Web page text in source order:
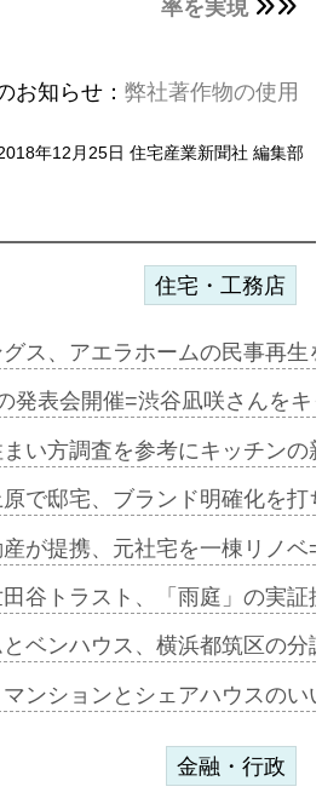
率を実現
お知らせ： 弊社著作物の使用
年12月25日 住宅産業新聞社 編集部
住宅・工務店
グス、アエラホームの民事再
発表会開催=渋谷凪咲さんを
い方調査を参考にキッチン
で邸宅、ブランド明確化を
産が提携、元社宅を一棟リノ
谷トラスト、「雨庭」の実
ベンハウス、横浜都筑区の
ンションとシェアハウスの
金融・行政